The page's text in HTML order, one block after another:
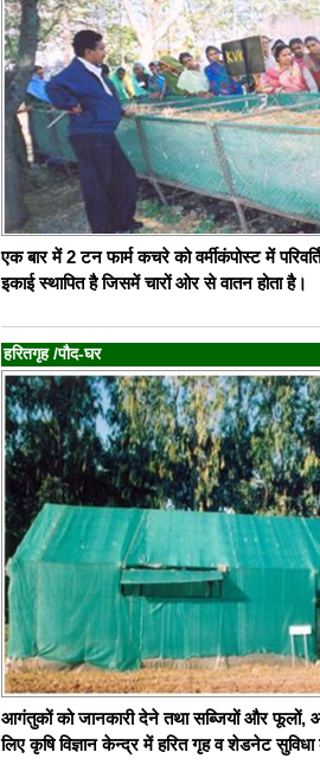
एक बार में 2 टन फार्म कचरे को वर्मीकंपोस्ट में
इकाई स्थापित है जिसमें चारों ओर से वातन होता है।
हरितगृह /पौद-घर
आगंतुकों को जानकारी देने तथा सब्जियों और फूलों,
लिए कृषि विज्ञान केन्द्र में हरित गृह व शेडनेट